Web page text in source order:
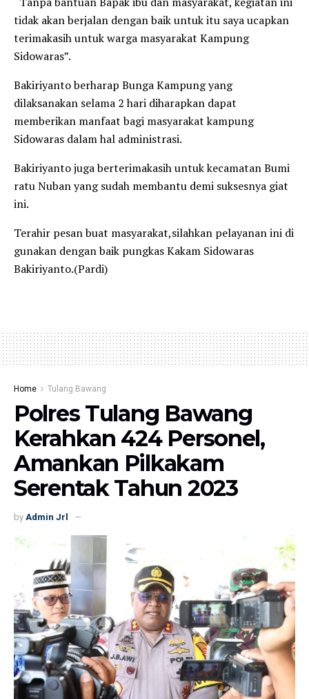
tidak akan berjalan dengan baik untuk itu saya ucapkan
terimakasih untuk warga masyarakat Kampung
Sidowaras”.
Bakiriyanto berharap Bunga Kampung yang
dilaksanakan selama 2 hari diharapkan dapat
memberikan manfaat bagi masyarakat kampung
Sidowaras dalam hal administrasi.
Bakiriyanto juga berterimakasih untuk kecamatan Bumi
ratu Nuban yang sudah membantu demi suksesnya giat
ini.
Terahir pesan buat masyarakat,silahkan pelayanan ini di
gunakan dengan baik pungkas Kakam Sidowaras
Bakiriyanto.(Pardi)
Home Tulang Bawang
Polres Tulang Bawang
Kerahkan 424 Personel,
Amankan Pilkakam
Serentak Tahun 2023
by Admin Jrl